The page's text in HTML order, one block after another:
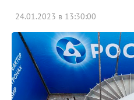
24.01.2023 в 13:30:00